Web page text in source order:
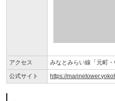
アクセス
みなとみらい線「元町
公式サイト
https://